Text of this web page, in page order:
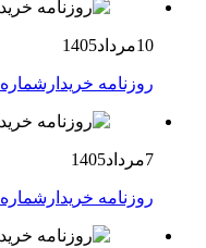
10مرداد1405
روزنامه خریدارشماره2199
7مرداد1405
روزنامه خریدارشماره 2198